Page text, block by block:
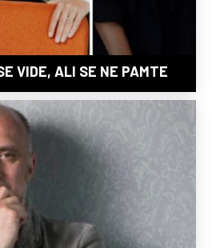
VIDE, ALI SE NE PAMTE